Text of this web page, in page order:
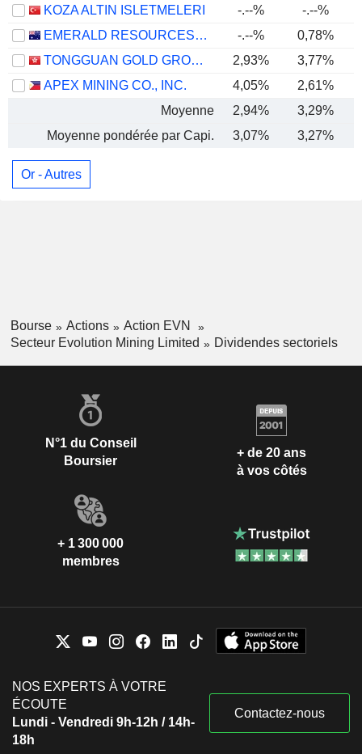
KOZA ALTIN ISLETMELERI
-.--% -.--%
EMERALD RESOURCES NL
-.--% 0,78%
TONGGUAN GOLD GROUP LIMITED
2,93%
3,77%
APEX MINING CO., INC.
4,05%
2,61%
Moyenne
2,94% 3,29%
Moyenne pondérée par Capi.
3,07% 3,27%
Or - Autres
Bourse Actions
Action EVN
Secteur Evolution Mining Limited
Dividendes sectoriels
N°1 du Conseil
Boursier
+ de 20 ans
à vos côtés
+ 1 300 000
membres
NOS EXPERTS À VOTRE
ÉCOUTE
Lundi - Vendredi 9h-12h / 14h-
18h
Contactez-nous